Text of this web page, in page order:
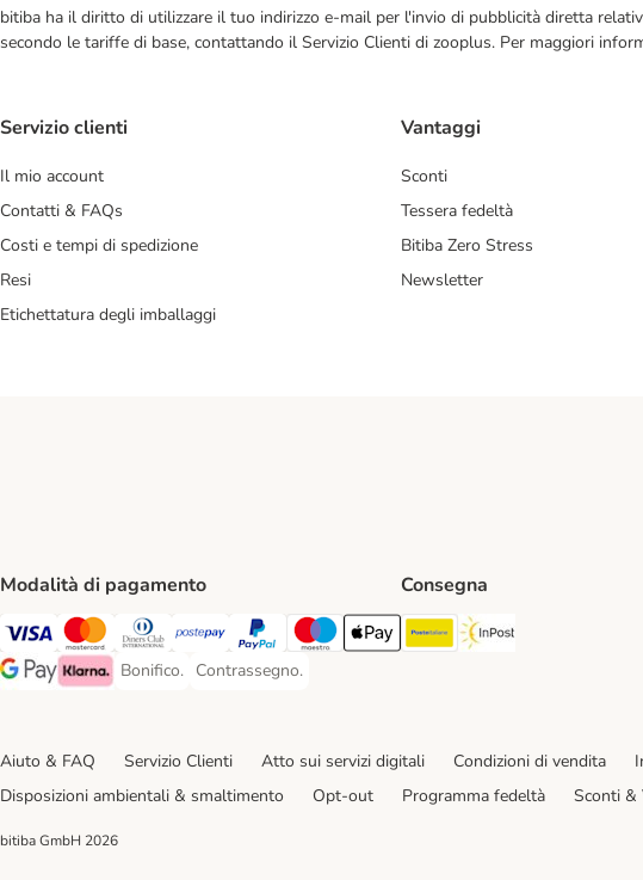
bitiba ha il diritto di utilizzare il tuo indirizzo e-mail per l'invio di pubblicità diretta
secondo le tariffe di base, contattando il Servizio Clienti di zooplus. Per maggiori
Servizio clienti
Il mio account
Contatti & FAQs
Costi e tempi di spedizione
Resi
Etichettatura degli imballaggi
Vantaggi
Sconti
Tessera fedeltà
Bitiba Zero Stress
Newsletter
Modalità di pagamento
Visa. Payment Method
Mastercard. Payment Method
Diners Club. Payment Method
Postepay. Payment Method
PayPal. Payment Method
Maestro. Payment Method
Apple pay. Payment Method
Google Pay Payment Method
Klarna Payment Method
Bonifico.
Bonifico. Payment Method
Contrassegno.
Contrassegno. Payment Method
Consegna
Poste Italiane. Shipping
Aiuto & FAQ Servizio Clienti Atto sui servizi digitali Condizioni di vendita
Disposizioni ambientali & smaltimento
Opt-out Programma fedeltà Sconti &
bitiba GmbH 2026